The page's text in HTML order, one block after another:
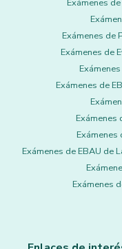
Exámenes
Exámenes de
Exámenes de
Exámenes de
Exámenes
Exámenes
Exámenes de EBAU de
Exámenes